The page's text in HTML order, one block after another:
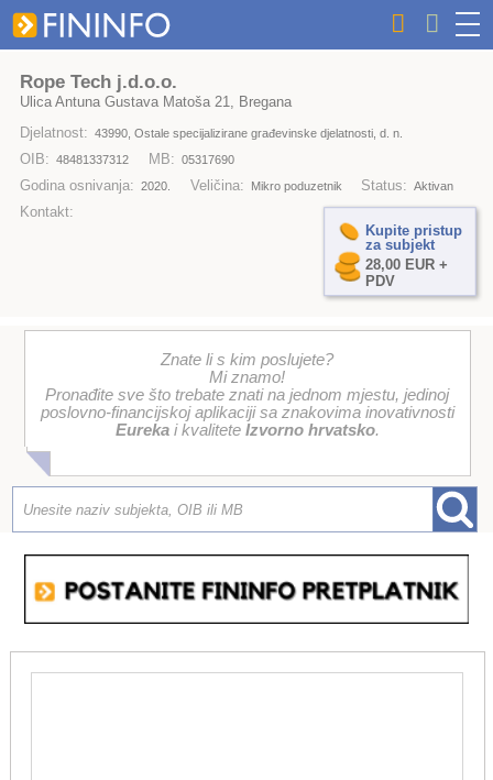
Rope Tech j.d.o.o.
Ulica Antuna Gustava Matoša 21, Bregana
Djelatnost: 43990, Ostale specijalizirane građevinske djelatnosti, d. n.
OIB: 48481337312 MB: 05317690
Godina osnivanja: 2020. Veličina: Mikro poduzetnik Status: Aktivan
Kontakt:
Kupite pristup
za subjekt
28,00 EUR +
PDV
Znate li s kim poslujete?
Mi znamo!
Pronađite sve što trebate znati na jednom mjestu, jedinoj
poslovno-financijskoj aplikaciji sa znakovima inovativnosti
Eurekai kvalitete Izvorno hrvatsko.